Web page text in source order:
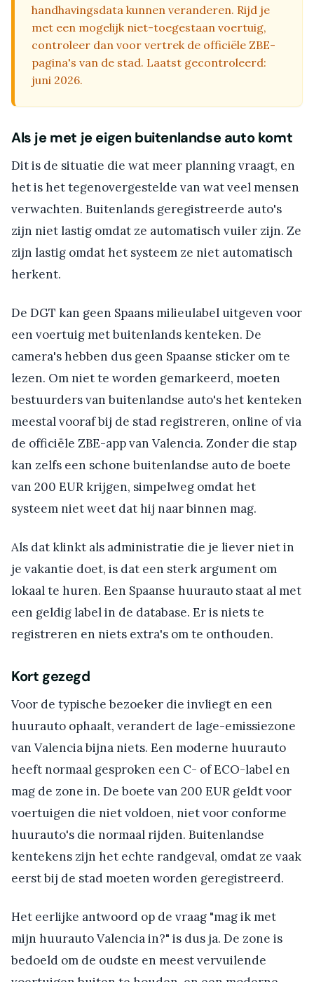
handhavingsdata kunnen veranderen. Rijd je
met een mogelijk niet-toegestaan voertuig,
controleer dan voor vertrek de officiële ZBE-
pagina's van de stad. Laatst gecontroleerd:
juni 2026.
Als je met je eigen buitenlandse auto komt
Dit is de situatie die wat meer planning vraagt, en
het is het tegenovergestelde van wat veel mensen
verwachten. Buitenlands geregistreerde auto's
zijn niet lastig omdat ze automatisch vuiler zijn. Ze
zijn lastig omdat het systeem ze niet automatisch
herkent.
De DGT kan geen Spaans milieulabel uitgeven voor
een voertuig met buitenlands kenteken. De
camera's hebben dus geen Spaanse sticker om te
lezen. Om niet te worden gemarkeerd, moeten
bestuurders van buitenlandse auto's het kenteken
meestal vooraf bij de stad registreren, online of via
de officiële ZBE-app van Valencia. Zonder die stap
kan zelfs een schone buitenlandse auto de boete
van 200 EUR krijgen, simpelweg omdat het
systeem niet weet dat hij naar binnen mag.
Als dat klinkt als administratie die je liever niet in
je vakantie doet, is dat een sterk argument om
lokaal te huren. Een Spaanse huurauto staat al met
een geldig label in de database. Er is niets te
registreren en niets extra's om te onthouden.
Kort gezegd
Voor de typische bezoeker die invliegt en een
huurauto ophaalt, verandert de lage-emissiezone
van Valencia bijna niets. Een moderne huurauto
heeft normaal gesproken een C- of ECO-label en
mag de zone in. De boete van 200 EUR geldt voor
voertuigen die niet voldoen, niet voor conforme
huurauto's die normaal rijden. Buitenlandse
kentekens zijn het echte randgeval, omdat ze vaak
eerst bij de stad moeten worden geregistreerd.
Het eerlijke antwoord op de vraag "mag ik met
mijn huurauto Valencia in?" is dus ja. De zone is
bedoeld om de oudste en meest vervuilende